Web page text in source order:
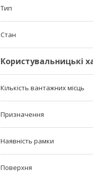
Тип
Стан
Користувальницькі
Кількість вантажних місць
Призначення
Наявність рамки
Поверхня